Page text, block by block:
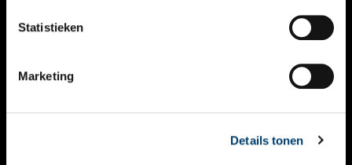
Statistieken
Marketing
Details tonen
NIEUWSBRIEF
DISCLAIMER